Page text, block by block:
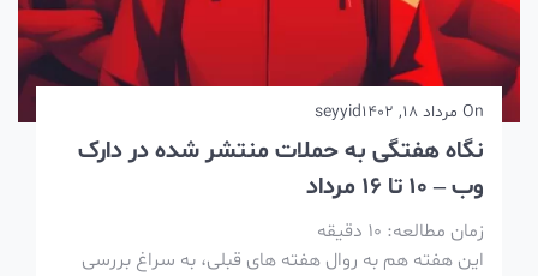
مرداد 18, 1402 seyyid
نگاه هفتگی به حملات منتشر شده در دارک
وب – 10 تا 16 مرداد
زمان مطالعه:10دقیقه
این هفته هم به روال هفته های قبلی، به سراغ بررسی